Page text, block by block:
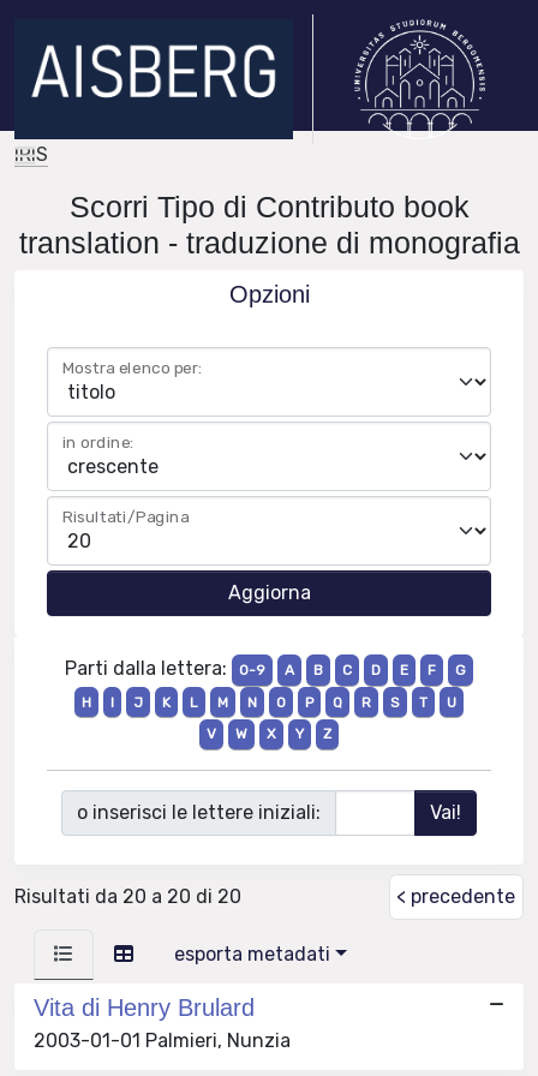
IRIS
Scorri Tipo di Contributo book
translation - traduzione di monografia
Opzioni
Mostra elenco per:
in ordine:
Risultati/Pagina
Parti dalla lettera: 0-9 A B C D E F
G
H
I J K L M N O P Q R S T
U
V
W X Y Z
o inserisci le lettere iniziali:
Risultati da 20 a 20 di 20 < precedente
esporta metadati
Vita di Henry Brulard
2003-01-01 Palmieri, Nunzia